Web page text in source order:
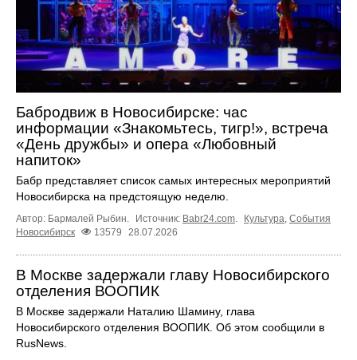
Бабродвиж в Новосибирске: час
информации «Знакомьтесь, тигр!», встреча
«День дружбы» и опера «Любовный
напиток»
Бабр представляет список самых интересных мероприятий
Новосибирска на предстоящую неделю.
Автор: Бармалей Рыбин. Источник: Babr24.com. Культура, События
Новосибирск
13579 28.07.2026
В Москве задержали главу Новосибирского
отделения ВООПИК
В Москве задержали Наталию Шамину, глава
Новосибирского отделения ВООПИК. Об этом сообщили в
RusNews.